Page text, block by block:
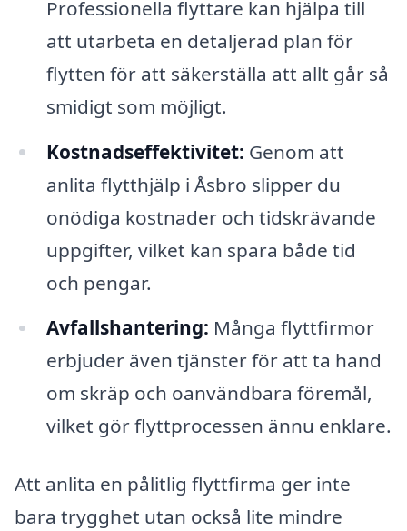
Professionella flyttare kan hjälpa till
att utarbeta en detaljerad plan för
flytten för att säkerställa att allt går så
smidigt som möjligt.
Kostnadseffektivitet: Genom att
anlita flytthjälp i Åsbro slipper du
onödiga kostnader och tidskrävande
uppgifter, vilket kan spara både tid
och pengar.
Avfallshantering: Många flyttfirmor
erbjuder även tjänster för att ta hand
om skräp och oanvändbara föremål,
vilket gör flyttprocessen ännu enklare.
Att anlita en pålitlig flyttfirma ger inte
bara trygghet utan också lite mindre